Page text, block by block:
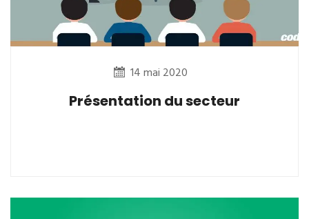
14 mai 2020
Présentation du secteur